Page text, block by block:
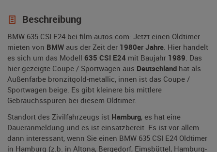
Beschreibung
BMW 635 CSI E24 bei film-autos.com: Jetzt einen Oldtimer
mieten von BMW aus der Zeit der 1980er Jahre. Hier handelt
es sich um das Modell 635 CSI E24 mit Baujahr 1989. Das
hier gezeigte Coupe / Sportwagen aus Deutschland hat als
Außenfarbe bronzitgold-metallic, innen ist das Coupe /
Sportwagen beige. Es gibt kleinere bis mittlere
Gebrauchsspuren bei diesem Oldtimer.
Standort des Zivilfahrzeugs ist Hamburg, es hat eine
Daueranmeldung und es ist einsatzbereit. Es ist vor allem
dann interessant, wenn Sie einen BMW 635 CSI E24 Oldtimer
in Hamburg (z.b. in Altona, Bergedorf, Eimsbüttel, Hamburg-